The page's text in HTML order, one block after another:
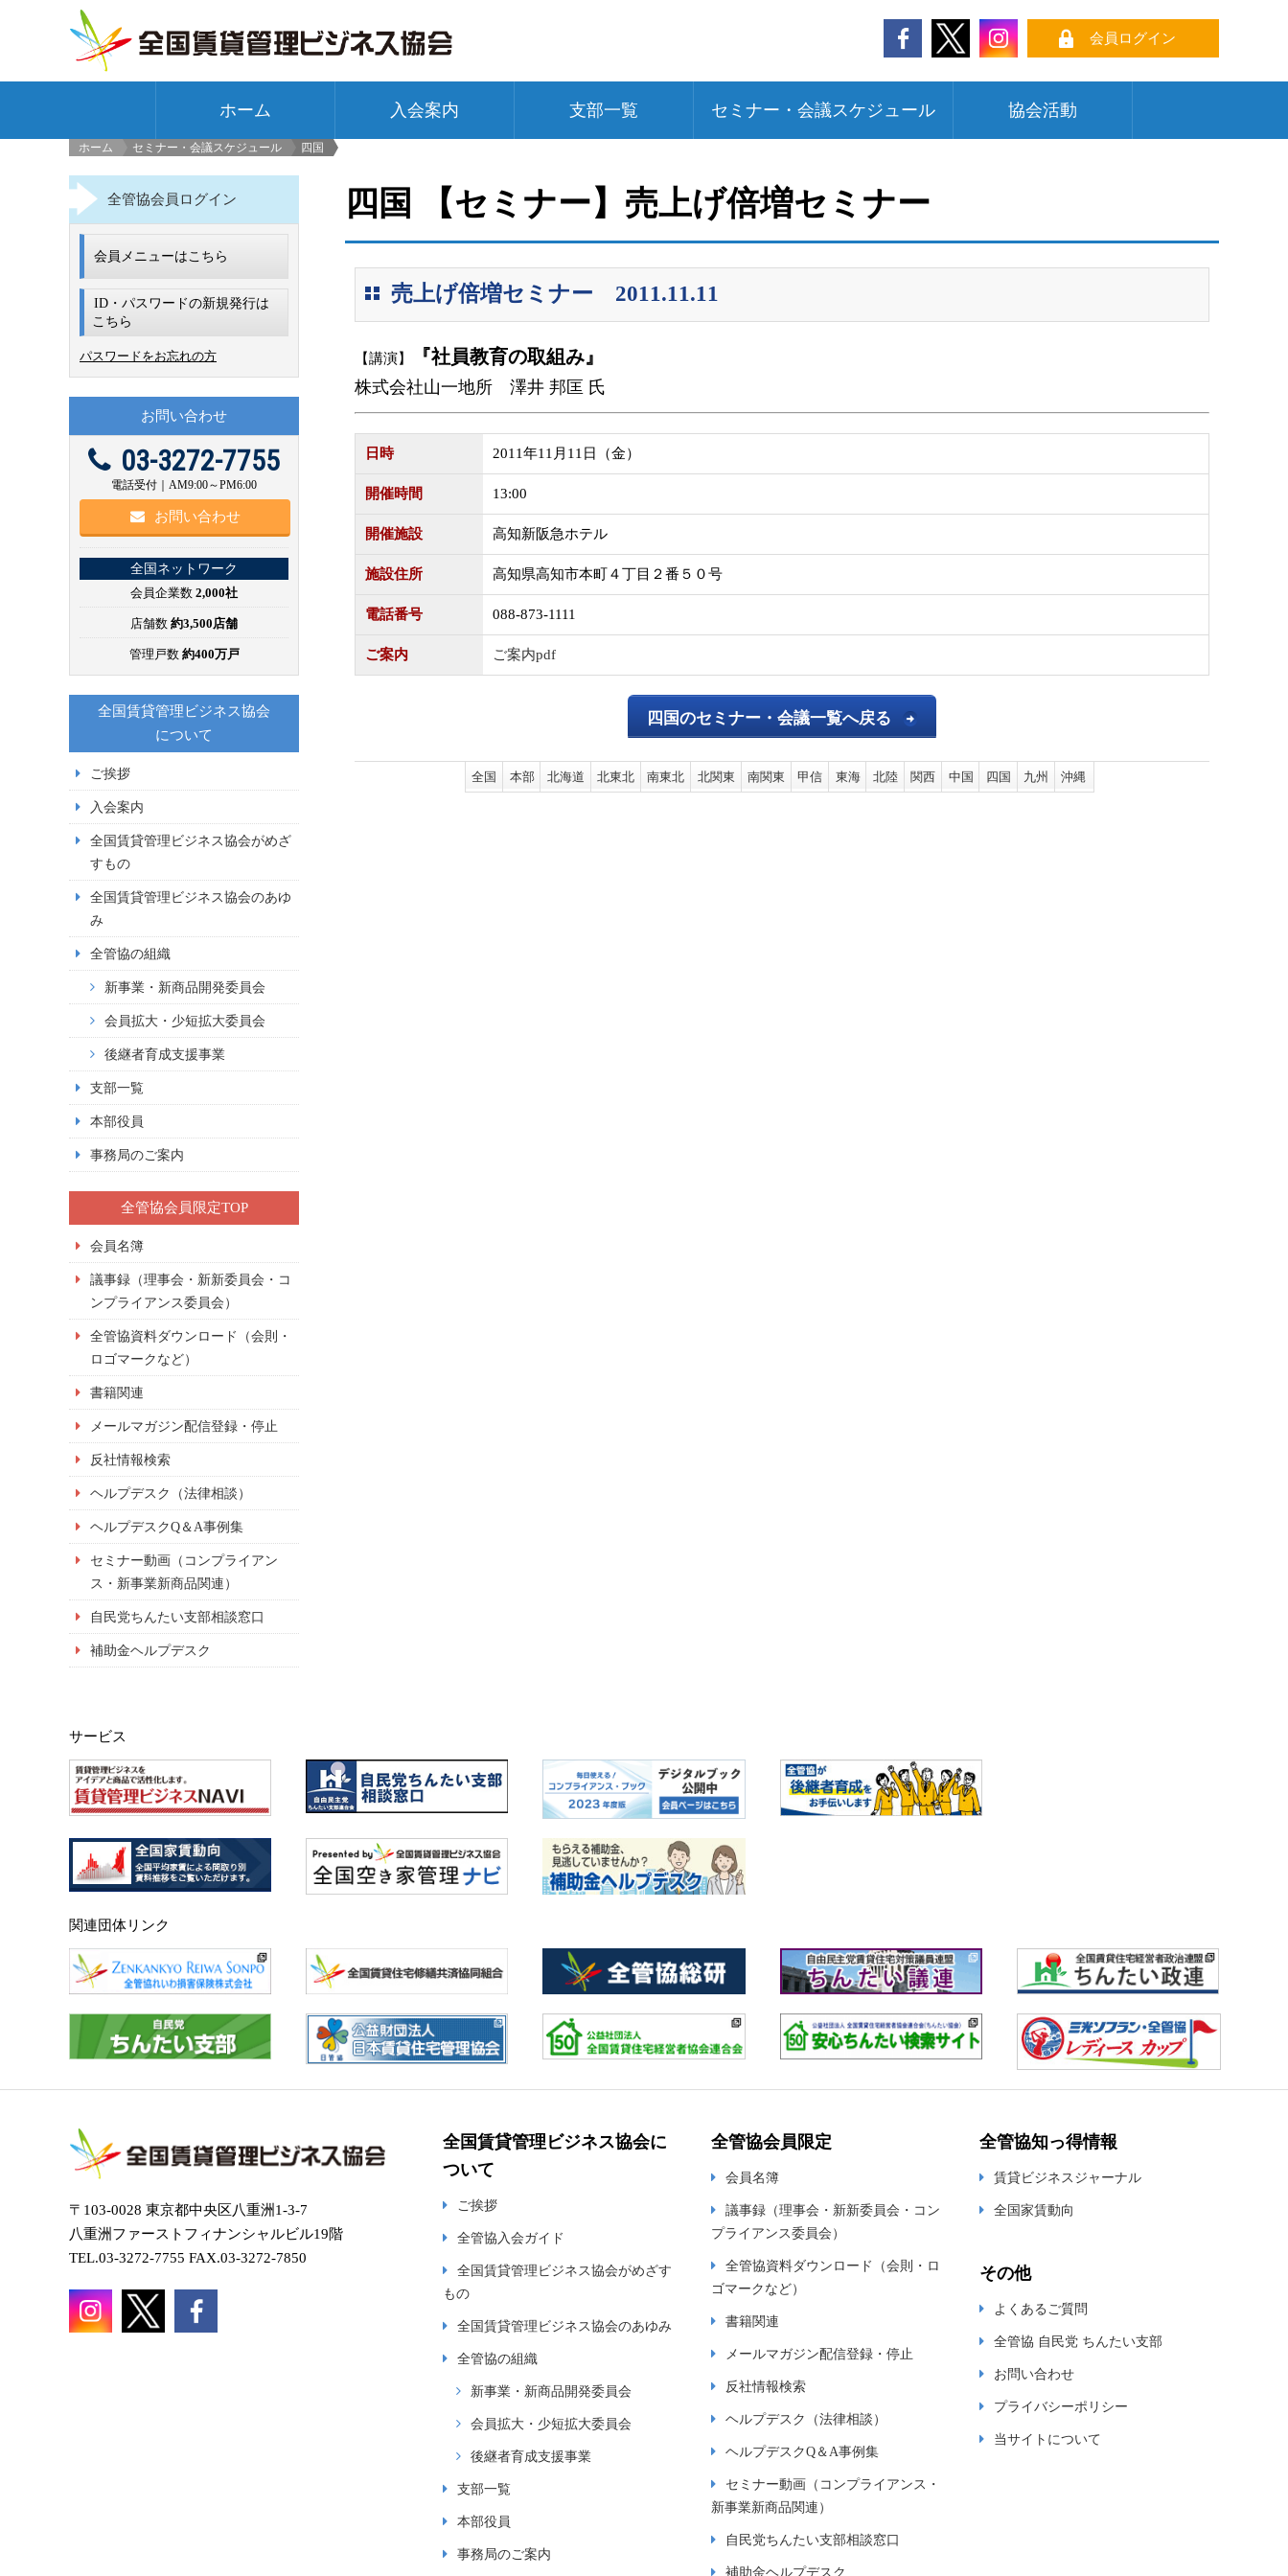
会員ログイン
ホーム 入会案内 支部一覧 セミナー・会議スケジュール 協会活動
ホーム
セミナー・会議スケジュール
四国
四国 【セミナー】売上げ倍増セミナー
売上げ倍増セミナー 2011.11.11
【講演】 『社員教育の取組み』
株式会社山一地所 澤井 邦匡 氏
日時 2011年11月11日（金）
開催時間 13:00
開催施設 高知新阪急ホテル
施設住所 高知県高知市本町４丁目２番５０号
電話番号 088-873-1111
ご案内 ご案内pdf
四国のセミナー・会議一覧へ戻る
全国 本部 北海道 北東北 南東北 北関東 南関東 甲信 東海 北陸 関西 中国 四国 九州 沖縄
全管協会員ログイン
会員メニューはこちら
ID・パスワードの新規発行は
こちら
パスワードをお忘れの方
お問い合わせ
03-3272-7755
電話受付｜AM9:00～PM6:00
お問い合わせ
全国ネットワーク
会員企業数 2,000社
店舗数 約3,500店舗
管理戸数 約400万戸
全国賃貸管理ビジネス協会
について
ご挨拶
入会案内
全国賃貸管理ビジネス協会がめざ
すもの
全国賃貸管理ビジネス協会のあゆ
み
全管協の組織
新事業・新商品開発委員会
会員拡大・少短拡大委員会
後継者育成支援事業
支部一覧
本部役員
事務局のご案内
全管協会員限定TOP
会員名簿
議事録（理事会・新新委員会・コ
ンプライアンス委員会）
全管協資料ダウンロード（会則・
ロゴマークなど）
書籍関連
メールマガジン配信登録・停止
反社情報検索
ヘルプデスク（法律相談）
ヘルプデスクQ＆A事例集
セミナー動画（コンプライアン
ス・新事業新商品関連）
自民党ちんたい支部相談窓口
補助金ヘルプデスク
サービス
関連団体リンク
〒103-0028 東京都中央区八重洲1-3-7
八重洲ファーストフィナンシャルビル19階
TEL.03-3272-7755 FAX.03-3272-7850
全国賃貸管理ビジネス協会に
ついて
ご挨拶
全管協入会ガイド
全国賃貸管理ビジネス協会がめざす
もの
全国賃貸管理ビジネス協会のあゆみ
全管協の組織
新事業・新商品開発委員会
会員拡大・少短拡大委員会
後継者育成支援事業
支部一覧
本部役員
事務局のご案内
全管協会員限定
会員名簿
議事録（理事会・新新委員会・コン
プライアンス委員会）
全管協資料ダウンロード（会則・ロ
ゴマークなど）
書籍関連
メールマガジン配信登録・停止
反社情報検索
ヘルプデスク（法律相談）
ヘルプデスクQ＆A事例集
セミナー動画（コンプライアンス・
新事業新商品関連）
自民党ちんたい支部相談窓口
補助金ヘルプデスク
全管協知っ得情報
賃貸ビジネスジャーナル
全国家賃動向
その他
よくあるご質問
全管協 自民党 ちんたい支部
お問い合わせ
プライバシーポリシー
当サイトについて